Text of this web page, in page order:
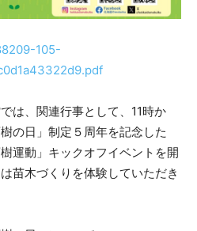
105-
は、関連行事として、11時か
の日」制定５周年を記念した
運動」キックオフイベントを開
苗木づくりを体験していただき